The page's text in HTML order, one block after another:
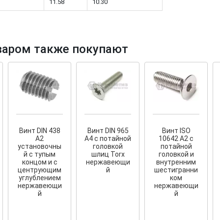
HKR-R
года!
Cкрытый крепеж
Крепление террас и фасадов
и фасадов.
11.58 10.30
также покупают
Винт DIN 438
А2
установочны
й с тупым
концом и с
центрующим
углублением
нержавеющи
й
Винт DIN 965
A4 с потайной
головкой
шлиц Torx
нержавеющи
й
Винт ISO
10642 A2 с
потайной
головкой и
внутренним
шестигранни
ком
нержавеющи
й